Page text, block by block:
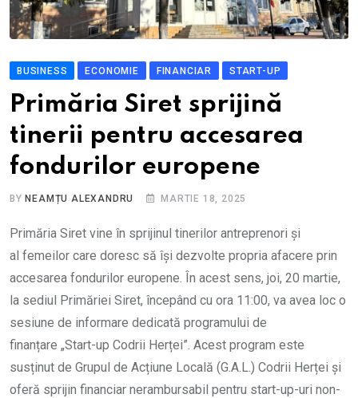
BUSINESS ECONOMIE FINANCIAR START-UP
Primăria Siret sprijină
tinerii pentru accesarea
fondurilor europene
BYNEAMȚU ALEXANDRU MARTIE 18, 2025
Primăria Siret vine în sprijinul tinerilor antreprenori și
al femeilor care doresc să își dezvolte propria afacere prin
accesarea fondurilor europene. În acest sens, joi, 20 martie,
la sediul Primăriei Siret, începând cu ora 11:00, va avea loc o
sesiune de informare dedicată programului de
finanțare „Start-up Codrii Herței”. Acest program este
susținut de Grupul de Acțiune Locală (G.A.L.) Codrii Herței și
oferă sprijin financiar nerambursabil pentru start-up-uri non-